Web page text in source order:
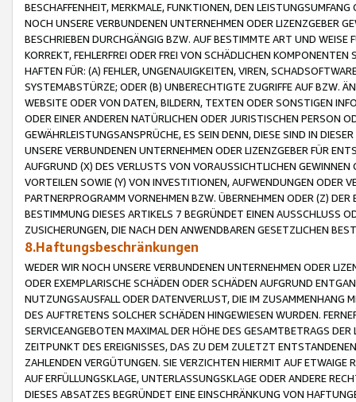
BESCHAFFENHEIT, MERKMALE, FUNKTIONEN, DEN
NOCH UNSERE VERBUNDENEN UNTERNEHMEN ODER LIZENZGEBER
BESCHRIEBEN DURCHGÄNGIG BZW. AUF BESTIMMTE ART UND
KORREKT, FEHLERFREI ODER FREI VON SCHÄDLICHEN
HAFTEN FÜR: (A) FEHLER, UNGENAUIGKEITEN, VIREN,
SYSTEMABSTÜRZE; ODER (B) UNBERECHTIGTE ZUGRIFFE AUF BZW.
WEBSITE ODER VON DATEN, BILDERN, TEXTEN ODER SONSTIGEN
ODER EINER ANDEREN NATÜRLICHEN ODER JURISTISCHEN PERSON
GEWÄHRLEISTUNGSANSPRÜCHE, ES SEIN DENN, DIESE SIND IN
UNSERE VERBUNDENEN UNTERNEHMEN ODER LIZENZGEBER FÜR
AUFGRUND (X) DES VERLUSTS VON VORAUSSICHTLICHEN
VORTEILEN SOWIE (Y) VON INVESTITIONEN, AUFWENDUNGEN ODER
PARTNERPROGRAMM VORNEHMEN BZW. ÜBERNEHMEN ODER (Z)
BESTIMMUNG DIESES ARTIKELS 7 BEGRÜNDET EINEN AUSSCHLUSS
ZUSICHERUNGEN, DIE NACH DEN ANWENDBAREN GESETZLICHEN
8.Haftungsbeschränkungen
WEDER WIR NOCH UNSERE VERBUNDENEN UNTERNEHMEN ODER
ODER EXEMPLARISCHE SCHÄDEN ODER SCHÄDEN AUFGRUND
NUTZUNGSAUSFALL ODER DATENVERLUST, DIE IM ZUSAMMENHANG
DES AUFTRETENS SOLCHER SCHÄDEN HINGEWIESEN WURDEN.
SERVICEANGEBOTEN MAXIMAL DER HÖHE DES GESAMTBETRAGS
ZEITPUNKT DES EREIGNISSES, DAS ZU DEM ZULETZT
ZAHLENDEN VERGÜTUNGEN. SIE VERZICHTEN HIERMIT AUF
AUF ERFÜLLUNGSKLAGE, UNTERLASSUNGSKLAGE ODER ANDERE
DIESES ABSATZES BEGRÜNDET EINE EINSCHRÄNKUNG VON